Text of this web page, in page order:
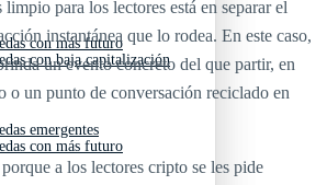
con más futuro
emergentes
con baja capitalización
con más futuro
para los lectores está en separar el
instantánea que lo rodea. En este caso,
un evento concreto del que partir, en
o un punto de conversación reciclado en
a los lectores cripto se les pide